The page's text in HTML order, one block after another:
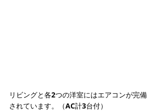
リビングと各2つの洋室にはエアコンが完備
されています。（AC計3台付）